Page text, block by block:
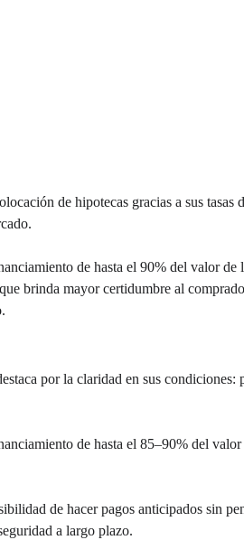
de hipotecas gracias a sus tasas
de hasta el 90% del valor
brinda mayor certidumbre al
por la claridad en sus condiciones:
de hasta el 85–90% del
de hacer pagos anticipados sin
a largo plazo.